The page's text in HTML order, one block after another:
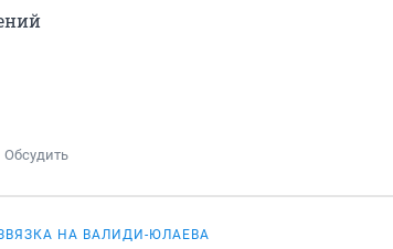
Обсудить
НА ВАЛИДИ-ЮЛАЕВА